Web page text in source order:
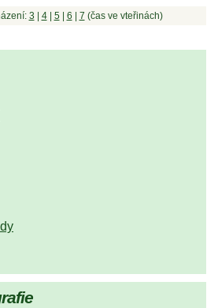
3 4| 5| 6 7 (čas ve vteřinách)